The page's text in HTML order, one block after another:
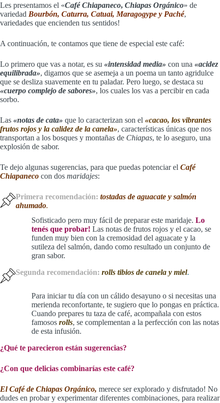
Les presentamos el «Café Chiapaneco, Chiapas Orgánico» de
variedad Bourbón, Caturra, Catuai, Maragogype y Paché,
variedades que encienden tus sentidos!
A continuación, te contamos que tiene de especial este café:
Lo primero que vas a notar, es su «intensidad media» con una «acidez
equilibrada», digamos que se asemeja a un poema un tanto agridulce
que se desliza suavemente en tu paladar. Pero luego, se destaca su
«cuerpo complejo de sabores», los cuales los vas a percibir en cada
sorbo.
Las «notas de cata» que lo caracterizan son el «cacao, los vibrantes
frutos rojos y la calidez de la canela», características únicas que nos
transportan a los bosques y montañas de Chiapas, te lo aseguro, una
explosión de sabor.
Te dejo algunas sugerencias, para que puedas potenciar el Café
Chiapaneco con dos maridajes:
Primera recomendación: tostadas de aguacate y salmón
ahumado.
Sofisticado pero muy fácil de preparar este maridaje. Lo
tenés que probar! Las notas de frutos rojos y el cacao, se
funden muy bien con la cremosidad del aguacate y la
sutileza del salmón, dando como resultado un conjunto de
gran sabor.
Segunda recomendación: rolls tibios de canela y miel.
Para iniciar tu día con un cálido desayuno o si necesitas una
merienda reconfortante, te sugiero que lo pongas en práctica.
Cuando prepares tu taza de café, acompañala con estos
famosos rolls, se complementan a la perfección con las notas
de esta infusión.
¿Qué te parecieron están sugerencias?
¿Con que delicias combinarías este café?
El Café de Chiapas Orgánico, merece ser explorado y disfrutado! No
dudes en probar y experimentar diferentes combinaciones, para realizar